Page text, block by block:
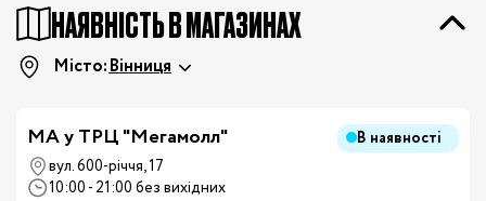
НАЯВНІСТЬ В МАГАЗИНАХ
Місто:Вінниця
MA у ТРЦ "Мегамолл"
В наявності
вул. 600-річчя, 17
10:00 - 21:00 без вихідних